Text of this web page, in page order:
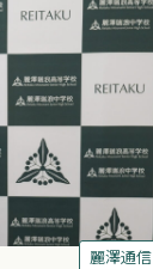
麗澤通信